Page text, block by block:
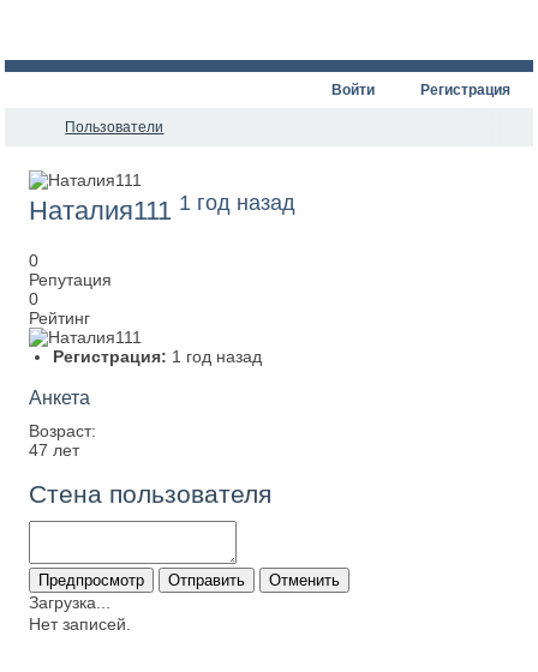
Войти Регистрация
Пользователи
Наталия111 1 год назад
0
Репутация
0
Рейтинг
Регистрация: 1 год назад
Анкета
Возраст:
47 лет
Стена пользователя
Загрузка...
Нет записей.